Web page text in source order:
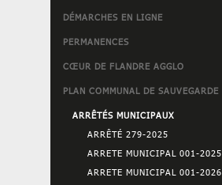
DÉMARCHES EN LIGNE
PERMANENCES
CŒUR DE FLANDRE AGGLO
PLAN COMMUNAL DE SAUVEGARDE
ARRÊTÉS MUNICIPAUX
ARRÊTÉ 279-2025
ARRETE MUNICIPAL 001-2025
ARRETE MUNICIPAL 001-2026